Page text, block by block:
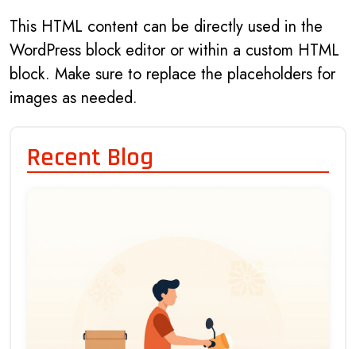
This HTML content can be directly used in the
WordPress block editor or within a custom HTML
block. Make sure to replace the placeholders for
images as needed.
Recent Blog